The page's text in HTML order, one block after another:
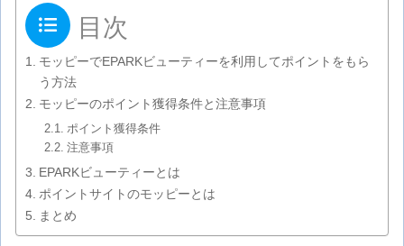
目次
モッピーでEPARKビューティーを利用してポイントをもら
う方法
モッピーのポイント獲得条件と注意事項
ポイント獲得条件
注意事項
EPARKビューティーとは
ポイントサイトのモッピーとは
まとめ